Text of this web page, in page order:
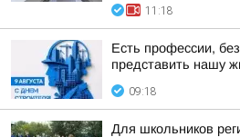
11:18
Есть профессии,
представить нашу
09:18
Для школьников